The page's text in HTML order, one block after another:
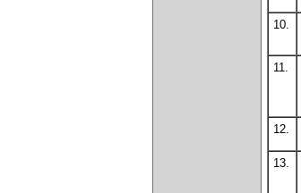
10.
11.
12.
13.